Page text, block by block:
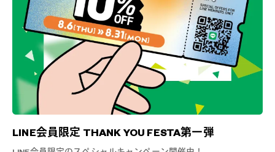
LINE会員限定 THANK YOU FESTA第一弾